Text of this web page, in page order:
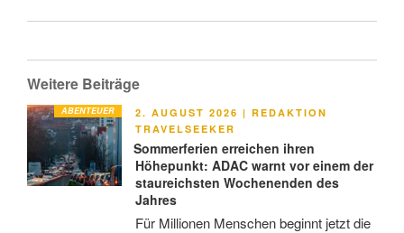
Weitere Beiträge
ABENTEUER
VERÖFFENTLICHT
AM
2. AUGUST 2026 | REDAKTION
TRAVELSEEKER
Sommerferien erreichen ihren
Höhepunkt: ADAC warnt vor einem der
staureichsten Wochenenden des
Jahres
Für Millionen Menschen beginnt jetzt die